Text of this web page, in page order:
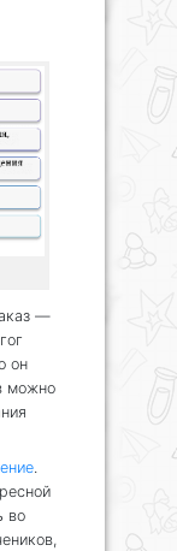
—
он
можно
.
во